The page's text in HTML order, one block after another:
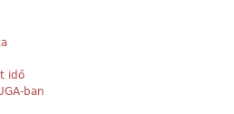
idő
ban